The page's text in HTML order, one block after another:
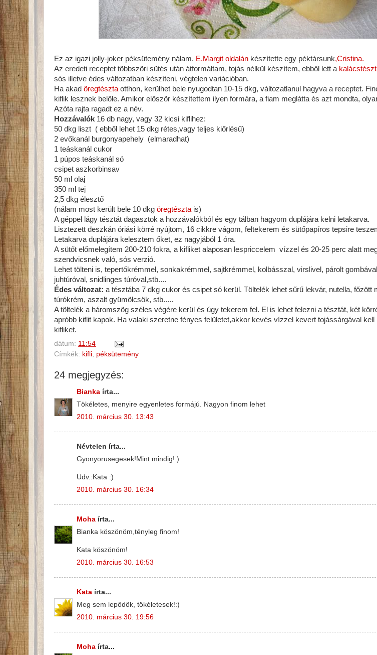
Ez az igazi jolly-joker péksütemény nálam. E.Margit oldalán készítette egy péktársunk,Cristina.
Az eredeti receptet többszöri sütés után átformáltam, tojás nélkül készítem, ebből lett a
sós illetve édes változatban készíteni, végtelen variációban.
Ha akad öregtészta otthon, kerülhet bele nyugodtan 10-15 dkg, változatlanul hagyva a receptet.
kiflik lesznek belőle. Amikor először készítettem ilyen formára, a fiam meglátta és azt mondta,
Azóta rajta ragadt ez a név.
Hozzávalók 16 db nagy, vagy 32 kicsi kiflihez:
50 dkg liszt ( ebből lehet 15 dkg rétes,vagy teljes kiőrlésű)
2 evőkanál burgonyapehely (elmaradhat)
1 teáskanál cukor
1 púpos teáskanál só
csipet aszkorbinsav
50 ml olaj
350 ml tej
2,5 dkg élesztő
(nálam most került bele 10 dkg öregtészta is)
A géppel lágy tésztát dagasztok a hozzávalókból és egy tálban hagyom duplájára kelni letakarva.
Lisztezett deszkán óriási körré nyújtom, 16 cikkre vágom, feltekerem és sütőpapíros tepsire
Letakarva duplájára kelesztem őket, ez nagyjából 1 óra.
A sütőt előmelegítem 200-210 fokra, a kifliket alaposan lespriccelem vízzel és 20-25 perc alatt
szendvicsnek való, sós verzió.
Lehet tölteni is, tepertőkrémmel, sonkakrémmel, sajtkrémmel, kolbásszal, virslivel, párolt
juhtúróval, snidlinges túróval,stb....
Édes változat: a tésztába 7 dkg cukor és csipet só kerül. Töltelék lehet sűrű lekvár, nutella, főzött
túrókrém, aszalt gyümölcsök, stb.....
A töltelék a háromszög széles végére kerül és úgy tekerem fel. El is lehet felezni a tésztát, két
apróbb kiflit kapok. Ha valaki szeretne fényes felületet,akkor kevés vízzel kevert tojássárgával kell
kifliket.
dátum: 11:54
Címkék: kifli péksütemény
24 megjegyzés:
Bianka írta...
Tökéletes, menyire egyenletes formájú. Nagyon finom lehet
2010. március 30. 13:43
Névtelen írta...
Gyonyorusegesek!Mint mindig!:)
Udv.:Kata :)
2010. március 30. 16:34
Moha írta...
Bianka köszönöm,tényleg finom!
Kata köszönöm!
2010. március 30. 16:53
Kata írta...
Meg sem lepődök, tökéletesek!:)
2010. március 30. 19:56
Moha írta...